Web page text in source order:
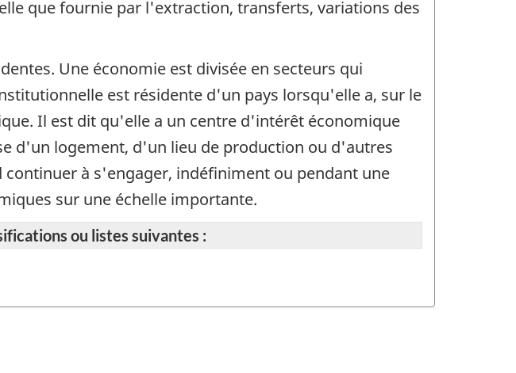
que fournie par l'extraction, transferts, variations des
Une économie est divisée en secteurs qui
est résidente d'un pays lorsqu'elle a, sur le
Il est dit qu'elle a un centre d'intérêt économique
d'un logement, d'un lieu de production ou d'autres
à s'engager, indéfiniment ou pendant une
sur une échelle importante.
ou listes suivantes :